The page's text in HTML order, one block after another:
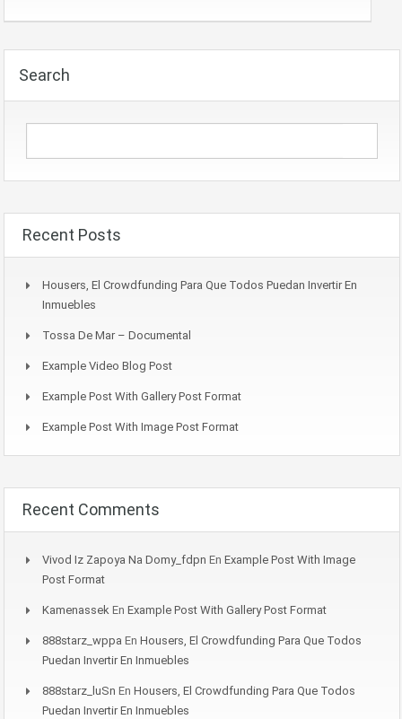
Search
Recent Posts
Housers, El Crowdfunding Para Que Todos Puedan Invertir En
Inmuebles
Tossa De Mar – Documental
Example Video Blog Post
Example Post With Gallery Post Format
Example Post With Image Post Format
Recent Comments
Vivod Iz Zapoya Na Domy_fdpn En Example Post With Image
Post Format
Kamenassek En Example Post With Gallery Post Format
888starz_wppa En Housers, El Crowdfunding Para Que Todos
Puedan Invertir En Inmuebles
888starz_luSn En Housers, El Crowdfunding Para Que Todos
Puedan Invertir En Inmuebles